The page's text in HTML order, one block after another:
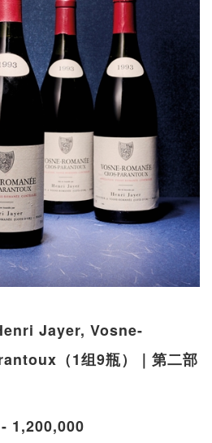
Jayer, Vosne-
（1组9瓶）｜第二部
1,200,000